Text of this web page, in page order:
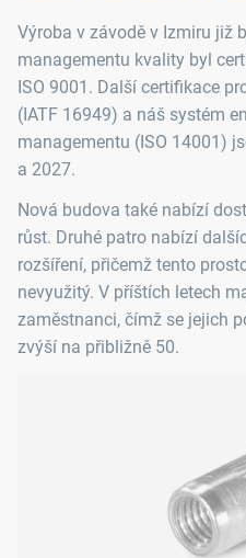
Výroba v závodě v Izmiru již
managementu kvality byl
ISO 9001. Další certifikace
(IATF 16949) a náš systém
managementu (ISO 14001)
a 2027.
Nová budova také nabízí
růst. Druhé patro nabízí
rozšíření, přičemž tento
nevyužitý. V příštích letech
zaměstnanci, čímž se jejich
zvýší na přibližně 50.